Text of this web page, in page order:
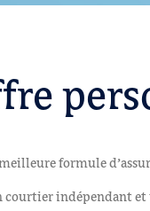
formule
courtier indépendant et